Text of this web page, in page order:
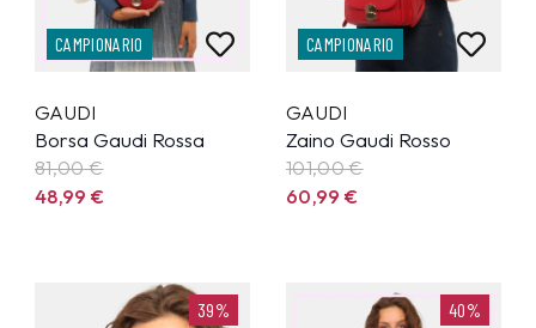
CAMPIONARIO
GAUDI
Borsa Gaudi Rossa
81,00 €
48,99€
CAMPIONARIO
GAUDI
Zaino Gaudi Rosso
101,00 €
60,99€
39% 40%